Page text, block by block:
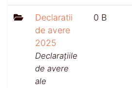
Declaratii
de avere
2025
Declarațiile
de avere
ale
0 B